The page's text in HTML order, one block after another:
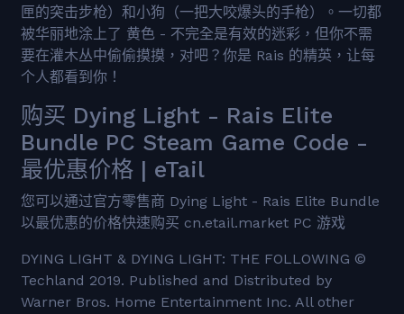
匣的突击步枪）和小狗（一把大咬爆头的手枪）。一切都
被华丽地涂上了 黄色 - 不完全是有效的迷彩，但你不需
要在灌木丛中偷偷摸摸，对吧？你是 Rais 的精英，让每
个人都看到你！
购买 Dying Light - Rais Elite
Bundle PC Steam Game Code -
最优惠价格 | eTail
您可以通过官方零售商 Dying Light - Rais Elite Bundle
以最优惠的价格快速购买 cn.etail.market PC 游戏
DYING LIGHT & DYING LIGHT: THE FOLLOWING ©
Techland 2019. Published and Distributed by
Warner Bros. Home Entertainment Inc. All other